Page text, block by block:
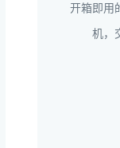
开箱即用
机，